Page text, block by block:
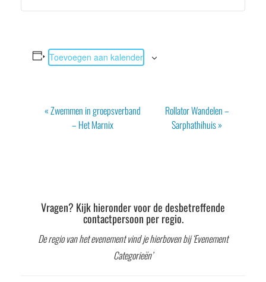
Toevoegen aan kalender
Evenement
«Zwemmen in groepsverband
– Het Marnix
Rollator Wandelen –
Sarphathihuis»
Vragen? Kijk hieronder voor de desbetreffende
contactpersoon per regio.
De regio van het evenement vind je hierboven bij ‘Evenement
Categorieën’